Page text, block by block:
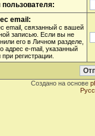
пользователя:
email:
email, связанный с вашей
записью. Если вы не
его в Личном разделе,
адрес e-mail, указанный
регистрации.
Создано на основе